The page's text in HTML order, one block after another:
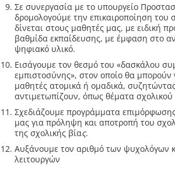
Σε συνεργασία με το υπουργείο
δρομολογούμε την επικαιροποίηση του
δίνεται στους μαθητές μας, με ειδική
βαθμίδα εκπαίδευσης, με έμφαση στο
ψηφιακό υλικό.
Εισάγουμε τον θεσμό του «δασκάλου
εμπιστοσύνης», στον οποίο θα μπορούν
μαθητές ατομικά ή ομαδικά,
αντιμετωπίζουν, όπως θέματα
Σχεδιάζουμε προγράμματα
μας για πρόληψη και αποτροπή του
της σχολικής βίας.
Αυξάνουμε τον αριθμό των ψυχολόγων
λειτουργών